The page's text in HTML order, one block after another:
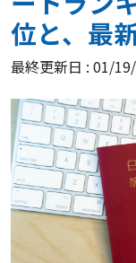
位と、最
最終更新日 : 01/